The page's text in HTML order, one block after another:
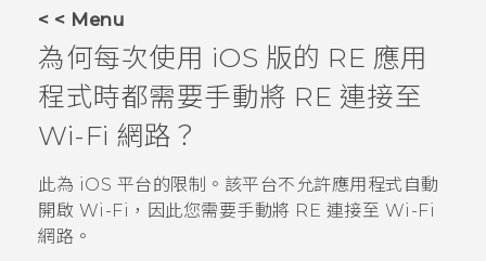
VIVERSE
應用程式
支援服務
登入
< < Menu
為何每次使用 iOS 版的 RE 應用
程式時都需要手動將 RE 連接至
Wi-Fi 網路？
此為 iOS 平台的限制。該平台不允許應用程式自動
開啟 Wi-Fi ，因此您需要手動將 RE 連接至 Wi-Fi
網路。